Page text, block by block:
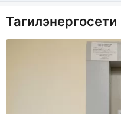
Происшествия
Город
Тагилэнергосети